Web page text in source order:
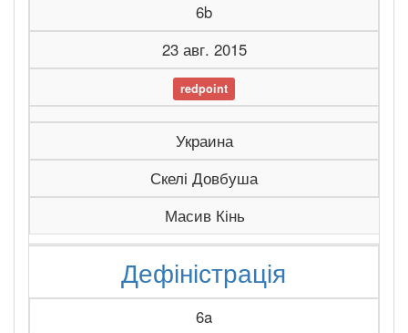
6b
23 авг. 2015
redpoint
Украина
Скелі Довбуша
Масив Кінь
Дефіністрація
6a